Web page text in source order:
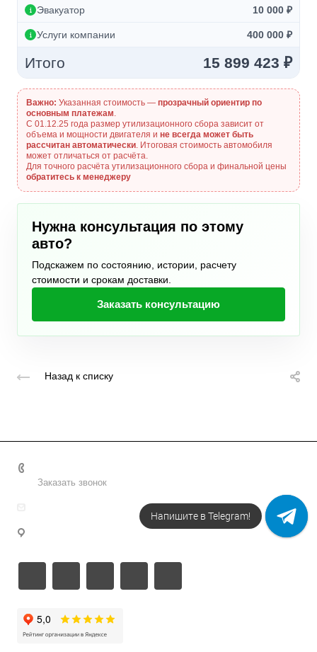
Эвакуатор 10 000 ₽
Услуги компании 400 000 ₽
Итого 15 899 423 ₽
Важно: Указанная стоимость — прозрачный ориентир по
основным платежам.
С 01.12.25 года размер утилизационного сбора зависит от
объема и мощности двигателя и не всегда может быть
рассчитан автоматически. Итоговая стоимость автомобиля
может отличаться от расчёта.
Для точного расчёта утилизационного сбора и финальной цены
обратитесь к менеджеру
Нужна консультация по этому
авто?
Подскажем по состоянию, истории, расчету
стоимости и срокам доставки.
Заказать консультацию
Назад к списку
Заказать звонок
info@metodsmirnova.ru
Напишите в Telegram!